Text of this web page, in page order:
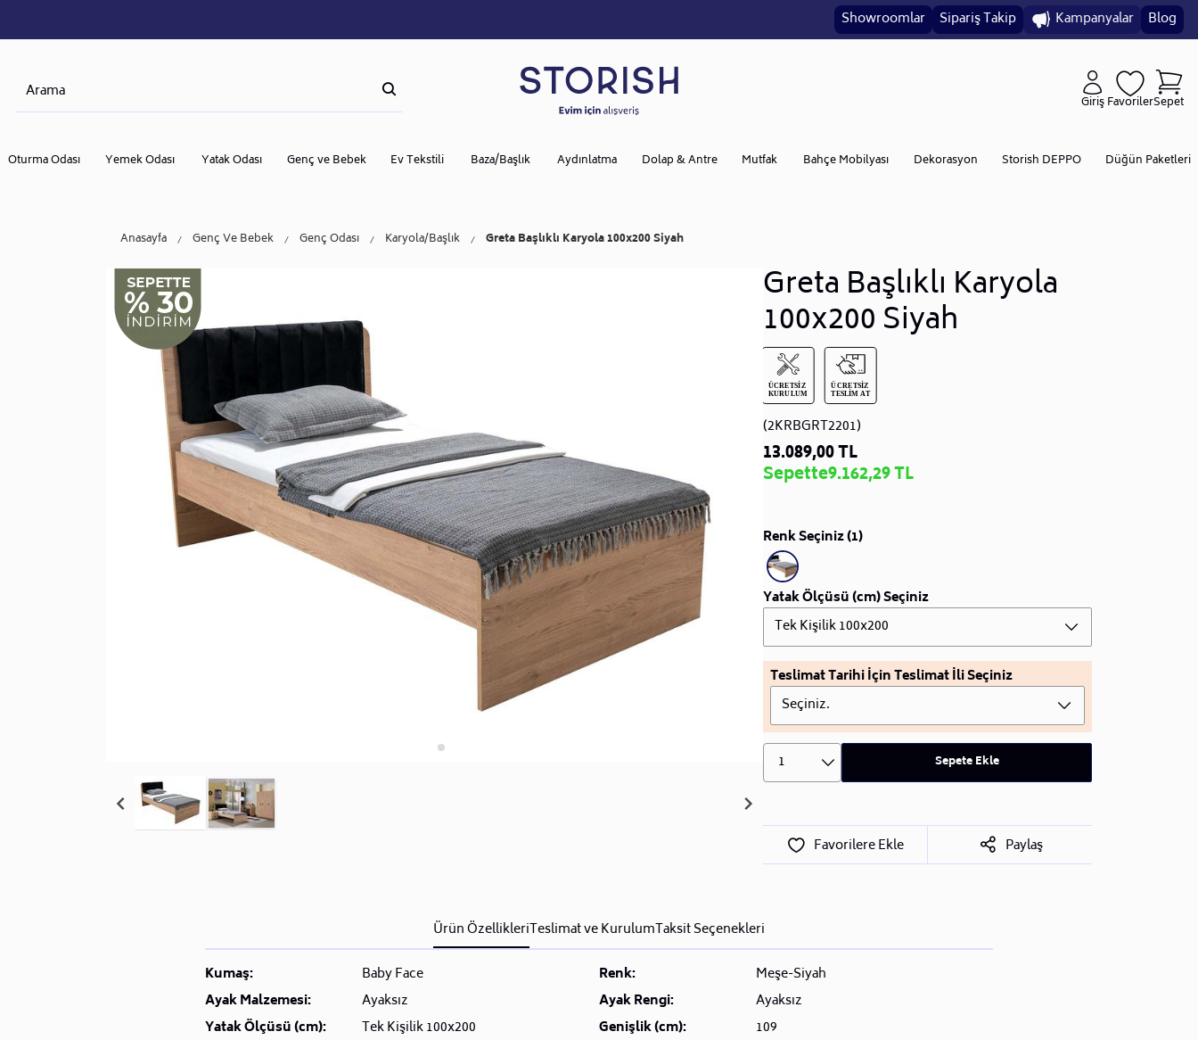
Showroomlar Sipariş Takip Kampanyalar Blog
GirişFavorilerSepet
Oturma Odası Yemek Odası Yatak Odası Genç ve Bebek Ev Tekstili Baza/Başlık Aydınlatma Dolap & Antre Mutfak Bahçe Mobilyası Dekorasyon Storish DEPPO Düğün Paketleri
Anasayfa Genç Ve Bebek Genç Odası Karyola/başlık Greta Başlıklı Karyola 100x200 Siyah
Greta Başlıklı Karyola
100x200 Siyah
(2KRBGRT2201)
13.089,00 TL
Sepette9.162,29 TL
Renk Seçiniz (1)
Yatak Ölçüsü (cm) Seçiniz
Tek Kişilik 100x200
Teslimat Tarihi İçin Teslimat İli Seçiniz
Seçiniz.
1 Sepete Ekle
Favorilere Ekle Paylaş
Ürün ÖzellikleriTeslimat ve KurulumTaksit Seçenekleri
Kumaş:
Baby Face Renk:
Meşe-Siyah
Ayak Malzemesi:
Ayaksız Ayak Rengi:
Ayaksız
Yatak Ölçüsü (cm):
Tek Kişilik 100x200 Genişlik (cm):
109